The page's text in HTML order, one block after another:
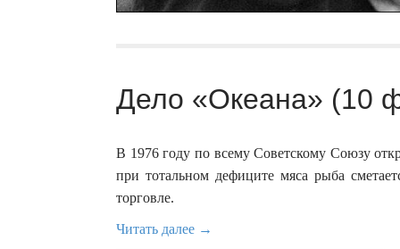
Дело «Океана» (10
В 1976 году по всему Советскому Союзу
при тотальном дефиците мяса рыба
торговле.
Читать далее →